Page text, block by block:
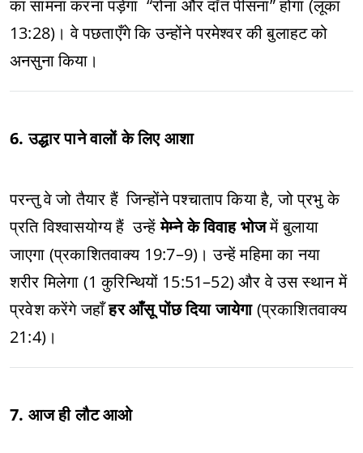
का सामना करना पड़ेगा “रोना और दाँत पीसना” होगा (लूका
13:28)। वे पछताएँगे कि उन्होंने परमेश्वर की बुलाहट को
अनसुना किया।
6. उद्धार पाने वालों के लिए आशा
परन्तु वे जो तैयार हैं जिन्होंने पश्चाताप किया है, जो प्रभु के
प्रति विश्वासयोग्य हैं उन्हेंमेम्ने के विवाह भोजमें बुलाया
जाएगा (प्रकाशितवाक्य 19:7–9)। उन्हें महिमा का नया
शरीर मिलेगा (1 कुरिन्थियों 15:51–52) और वे उस स्थान में
प्रवेश करेंगे जहाँहर आँसू पोंछ दिया जायेगा(प्रकाशितवाक्य
21:4)।
7. आज ही लौट आओ